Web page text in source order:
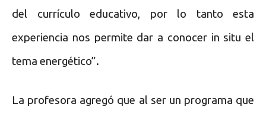
del currículo educativo, por lo tanto esta
experiencia nos permite dar a conocer in situ el
tema energético”.
La profesora agregó que al ser un programa que